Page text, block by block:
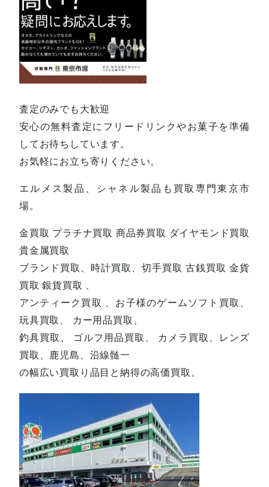
査定のみでも大歓迎
安心の無料査定にフリードリンクやお菓子を準備
してお待ちしています。
お気軽にお立ち寄りください。
エルメス製品、シャネル製品も買取専門東京市
場。
金買取 プラチナ買取 商品券買取 ダイヤモンド買取
貴金属買取
ブランド買取、時計買取、切手買取 古銭買取 金貨
買取 銀貨買取 、
アンティーク買取 、お子様のゲームソフト買取、
玩具買取、 カー用品買取、
釣具買取、 ゴルフ用品買取、 カメラ買取、レンズ
買取、鹿児島、沿線髄一
の幅広い買取り品目と納得の高価買取。